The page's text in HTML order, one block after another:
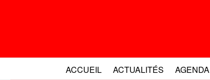
ACCUEIL ACTUALITÉS AGENDA